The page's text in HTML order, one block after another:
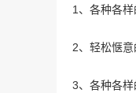
1、各种各
2、轻松惬
3、各种各